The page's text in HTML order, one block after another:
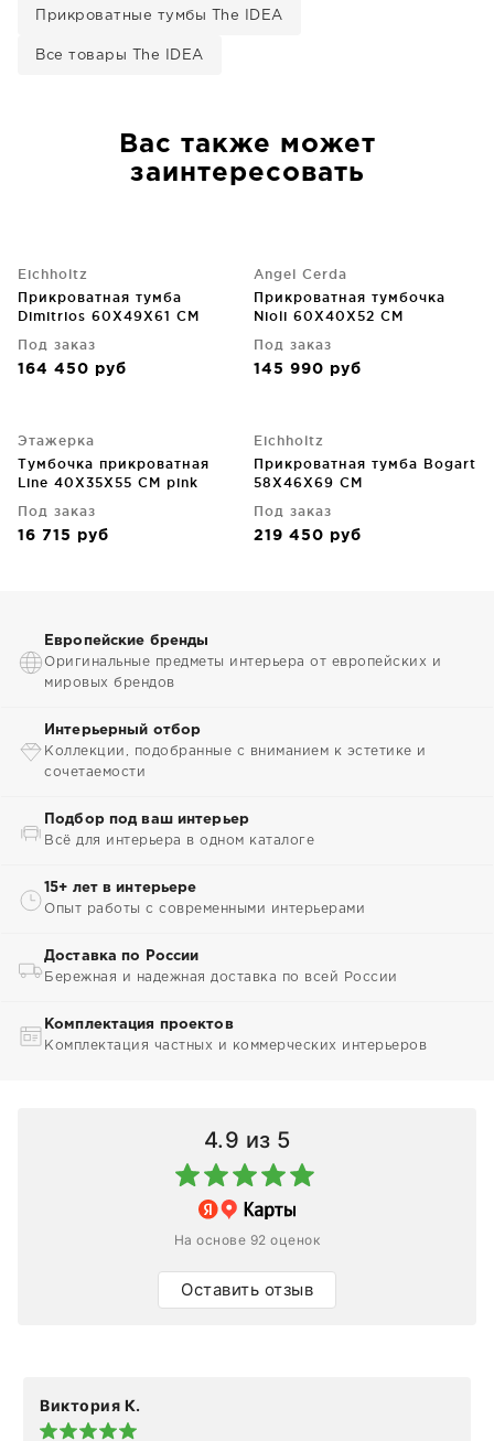
Прикроватные тумбы The IDEA
Все товары The IDEA
Вас также может
заинтересовать
Eichholtz
Прикроватная тумба
Dimitrios 60X49X61 CM
Под заказ
164 450 руб
Angel Cerda
Прикроватная тумбочка
Nioli 60X40X52 CM
Под заказ
145 990 руб
Этажерка
Тумбочка прикроватная
Line 40X35X55 CM pink
Под заказ
16 715 руб
Eichholtz
Прикроватная тумба Bogart
58X46X69 CM
Под заказ
219 450 руб
Европейские бренды
Оригинальные предметы интерьера от европейских и
мировых брендов
Интерьерный отбор
Коллекции, подобранные с вниманием к эстетике и
сочетаемости
Подбор под ваш интерьер
Всё для интерьера в одном каталоге
15+ лет в интерьере
Опыт работы с современными интерьерами
Доставка по России
Бережная и надежная доставка по всей России
Комплектация проектов
Комплектация частных и коммерческих интерьеров
4.9 из 5
На основе 92 оценок
Оставить отзыв
Виктория К.